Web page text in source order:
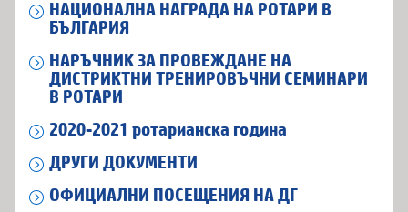
НАЦИОНАЛНА НАГРАДА НА РОТАРИ В
БЪЛГАРИЯ
НАРЪЧНИК ЗА ПРОВЕЖДАНЕ НА
ДИСТРИКТНИ ТРЕНИРОВЪЧНИ СЕМИНАРИ
В РОТАРИ
2020-2021 ротарианска година
ДРУГИ ДОКУМЕНТИ
ОФИЦИАЛНИ ПОСЕЩЕНИЯ НА ДГ